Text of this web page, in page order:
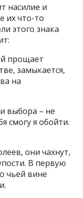
насилие и
их что-то
этого знака
прощает
замыкается,
на
выбора – не
смогу я обойти.
они чахнут,
В первую
чьей вине